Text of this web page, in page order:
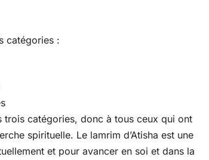
catégories :
trois catégories, donc à tous ceux qui ont
spirituelle. Le lamrim d’Atisha est une
et pour avancer en soi et dans la